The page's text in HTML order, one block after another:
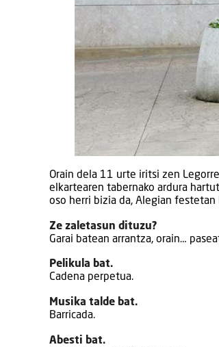
Orain dela 11 urte iritsi zen
elkartearen tabernako ardura
oso herri bizia da, Alegian
Ze zaletasun dituzu?
Garai batean arrantza, orain…
Pelikula bat.
Cadena perpetua.
Musika talde bat.
Barricada.
Abesti bat.